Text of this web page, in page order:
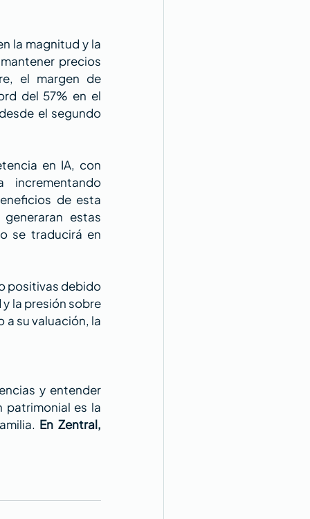
la magnitud y la
precios
el margen de
del 57% en el
el segundo
en IA, con
de esta
estas
se traducirá en
positivas debido
la presión sobre
a su valuación, la
y entender
patrimonial es la
En Zentral,